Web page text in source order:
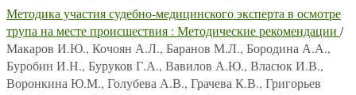
Методика участия судебно-медицинского эксперта в осмотре
трупа на месте происшествия : Методические рекомендации /
Макаров И.Ю., Кочоян А.Л., Баранов М.Л., Бородина А.А.,
Буробин И.Н., Буруков Г.А., Вавилов А.Ю., Власюк И.В.,
Воронкина Ю.М., Голубева А.В., Грачева К.В., Григорьев